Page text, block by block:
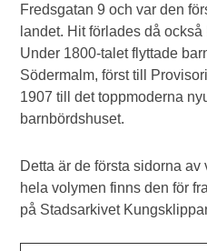
Fredsgatan 9 och var den
landet. Hit förlades då
Under 1800-talet flyttade
Södermalm, först till
1907 till det toppmoderna
barnbördshuset.
Detta är de första sidorna
hela volymen finns den för
på Stadsarkivet